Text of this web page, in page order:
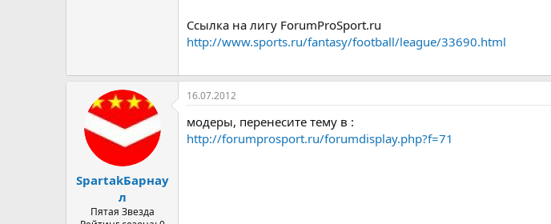
Ссылка на лигу ForumProSport.ru
http://www.sports.ru/fantasy/football/league/33690.html
SpartakБарнау
л
Пятая Звезда
16.07.2012
модеры, перенесите тему в :
http://forumprosport.ru/forumdisplay.php?f=71